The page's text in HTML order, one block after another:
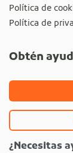
Política de
Política de
Obtén
¿Necesitas